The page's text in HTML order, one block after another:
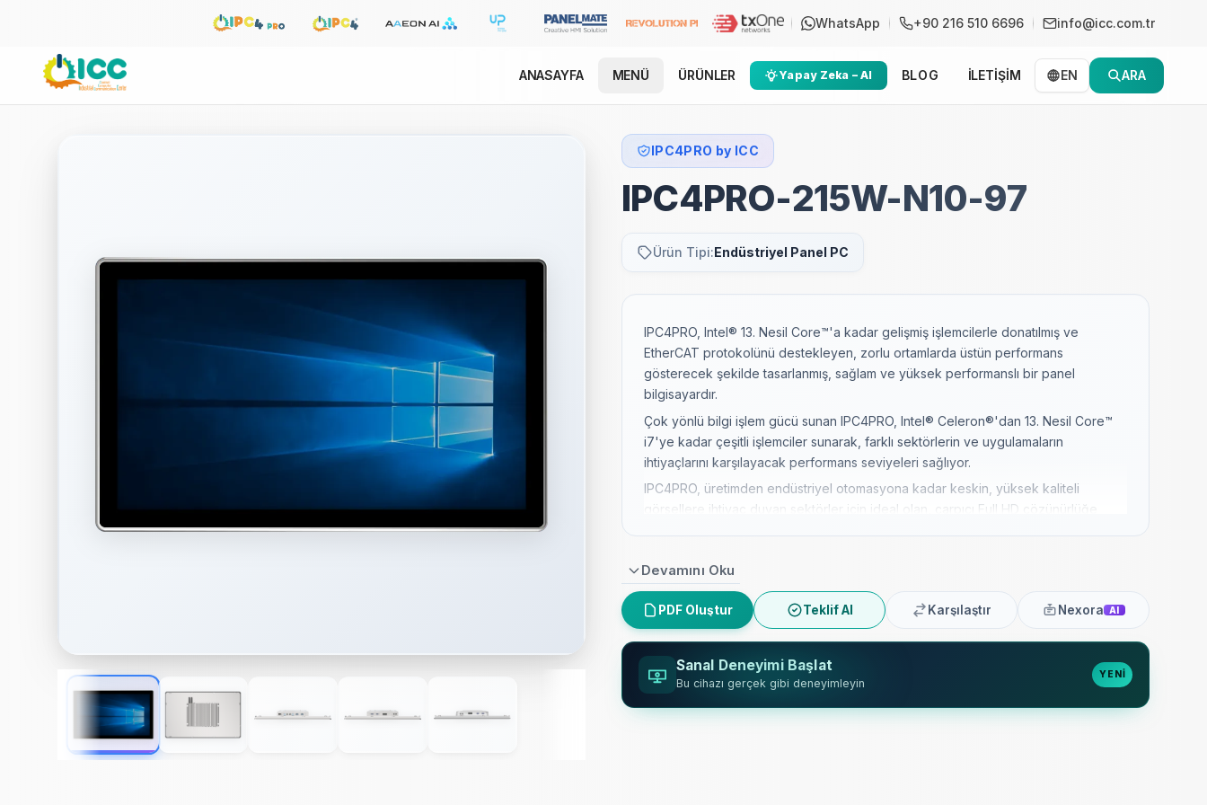
WhatsApp +90 216 510 6696 info@icc.com.tr
ANASAYFA MENÜ ÜRÜNLER Yapay Zeka – AI BLOG İLETİŞİM EN ARA
IPC4PRO by ICC
IPC4PRO-215W-N10-97
Ürün Tipi:Endüstriyel Panel PC
IPC4PRO, Intel® 13. Nesil Core™'a kadar gelişmiş işlemcilerle donatılmış ve
EtherCAT protokolünü destekleyen, zorlu ortamlarda üstün performans
gösterecek şekilde tasarlanmış, sağlam ve yüksek performanslı bir panel
bilgisayardır.
Çok yönlü bilgi işlem gücü sunan IPC4PRO, Intel® Celeron®'dan 13. Nesil Core™
i7'ye kadar çeşitli işlemciler sunarak, farklı sektörlerin ve uygulamaların
ihtiyaçlarını karşılayacak performans seviyeleri sağlıyor.
IPC4PRO, üretimden endüstriyel otomasyona kadar keskin, yüksek kaliteli
görsellere ihtiyaç duyan sektörler için ideal olan, çarpıcı Full HD çözünürlüğe
tasarımıyla en zorlu ortamlarda bile güvenilir performans ve toza ve suya karşı
dayanıklılık sağlar.
Panel gömülü, VESA75 ve VESA100 yapılandırmaları dahil olmak üzere esnek
montaj seçenekleriyle kurulum hızlı ve basit hale getirilir ve her türlü kuruluma
sorunsuz entegrasyon sağlanır.
Yüksek kaliteli bileşenler ve sağlam bir gövde ile üretilen IPC4PRO, uzun yıllar
güvenilir ve kesintisiz hizmet sunmak üzere tasarlanmıştır ve bu da onu uzun
Devamını Oku
PDF Oluştur Teklif Al Karşılaştır Nexora AI
Sanal Deneyimi Başlat
Bu cihazı gerçek gibi deneyimleyin
YENİ